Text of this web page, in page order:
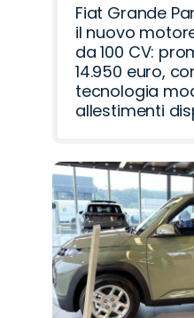
Fiat Grande
il nuovo
da 100 CV:
14.950 euro,
tecnologia
allestimenti